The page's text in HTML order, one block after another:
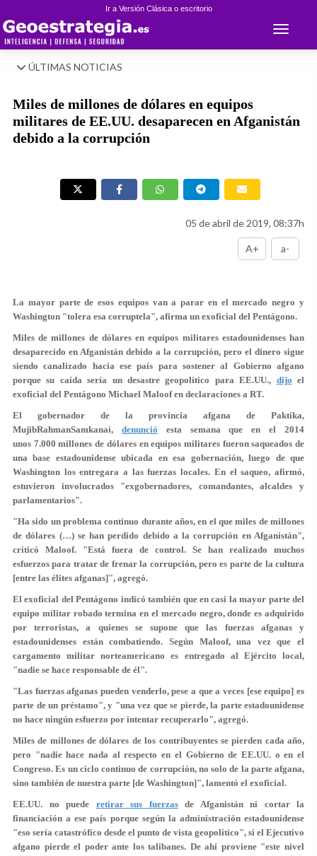
Ir a Versión Clásica o escritorio
Toggle
ÚLTIMAS NOTICIAS
Miles de millones de dólares en equipos
militares de EE.UU. desaparecen en Afganistán
debido a la corrupción
05 de abril de 2019, 08:37h
A+ a-
La mayor parte de esos equipos van a parar en el mercado negro y
Washington "tolera esa corruptela", afirma un exoficial del Pentágono.
Miles de millones de dólares en equipos militares estadounidenses han
desaparecido en Afganistán debido a la corrupción, pero el dinero sigue
siendo canalizado hacia ese país para sostener al Gobierno afgano
porque su caída sería un desastre geopolítico para EE.UU., dijo el
exoficial del Pentágono Michael Maloof en declaraciones a RT.
El gobernador de la provincia afgana de Paktika,
MujibRahmanSamkanai, denunció esta semana que en el 2014
unos 7.000 millones de dólaresen equipos militares fueron saqueados de
una base estadounidense ubicada en esa gobernación, luego de que
Washington los entregara a las fuerzas locales. En el saqueo, afirmó,
estuvieron involucrados "exgobernadores, comandantes, alcaldes y
parlamentarios".
"Ha sido un problema continuo durante años, en el que miles de millones
de dólares (…) se han perdido debido a la corrupción en Afganistán",
criticó Maloof. "Está fuera de control. Se han realizado muchos
esfuerzos para tratar de frenar la corrupción, peroes parte de la cultura
[entre las élites afganas]", agregó.
El exoficial del Pentágono indicó también que en casi la mayor parte del
equipo militar robado termina en el mercado negro, dondees adquirido
por terroristas, a quienes se supone que las fuerzas afganas y
estadounidenses están combatiendo. Según Maloof, una vez que el
cargamento militar norteamericano es entregado al Ejército local,
"nadie se hace responsable de él".
"Las fuerzas afganas pueden venderlo, pese a que a veces [ese equipo] es
parte de un préstamo", y "una vez que se pierde, la parte estadounidense
no hace ningún esfuerzo por intentar recuperarlo", agregó.
Miles de millones de dólares de los contribuyentes se pierden cada año,
pero "nadie hace nada al respecto en el Gobierno de EE.UU. o en el
Congreso. Es un ciclo continuo de corrupción, no solo de la parte afgana,
sino también de nuestra parte [de Washington]", lamentó el exoficial.
EE.UU. no puede retirar sus fuerzasde Afganistán ni cortar la
financiación a ese país porque según la administración estadounidense
"eso sería catastrófico desde el punto de vista geopolítico", si el Ejecutivo
afgano pierde el poder ante los talibanes. De ahí proviene "este nivel